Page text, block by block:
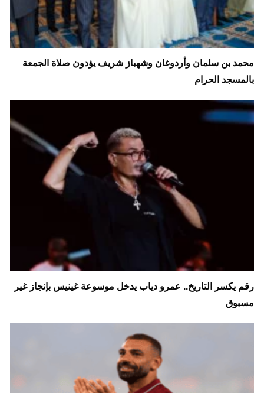
محمد بن سلمان وأردوغان وشهباز شريف يؤدون صلاة الجمعة
بالمسجد الحرام
رقم يكسر التاريخ.. عمرو دياب يدخل موسوعة غينيس بإنجاز غير
مسبوق